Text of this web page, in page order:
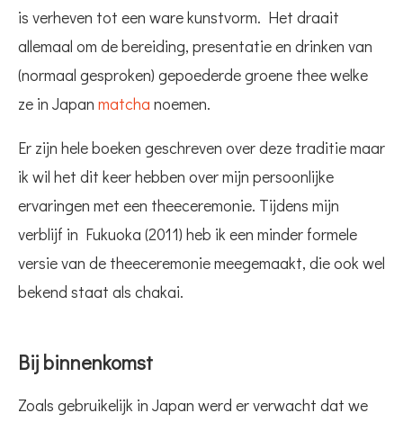
is verheven tot een ware kunstvorm. Het draait
allemaal om de bereiding, presentatie en drinken van
(normaal gesproken) gepoederde groene thee welke
ze in Japan matcha noemen.
Er zijn hele boeken geschreven over deze traditie maar
ik wil het dit keer hebben over mijn persoonlijke
ervaringen met een theeceremonie. Tijdens mijn
verblijf in Fukuoka (2011) heb ik een minder formele
versie van de theeceremonie meegemaakt, die ook wel
bekend staat als chakai.
Bij binnenkomst
Zoals gebruikelijk in Japan werd er verwacht dat we